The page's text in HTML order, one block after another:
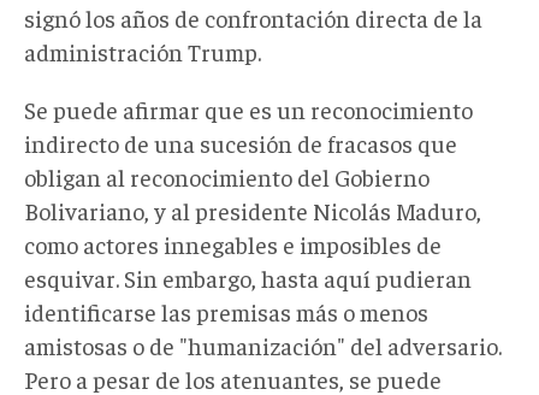
signó los años de confrontación directa de la
administración Trump.
Se puede afirmar que es un reconocimiento
indirecto de una sucesión de fracasos que
obligan al reconocimiento del Gobierno
Bolivariano, y al presidente Nicolás Maduro,
como actores innegables e imposibles de
esquivar. Sin embargo, hasta aquí pudieran
identificarse las premisas más o menos
amistosas o de "humanización" del adversario.
Pero a pesar de los atenuantes, se puede